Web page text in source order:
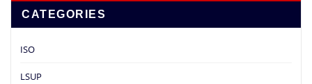
CATEGORIES
ISO
LSUP